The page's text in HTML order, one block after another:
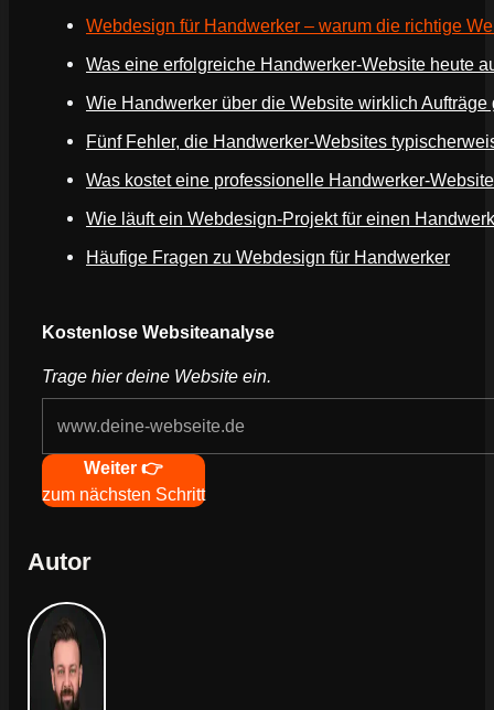
Webdesign für Handwerker – warum die richtige
Was eine erfolgreiche Handwerker-Website heute
Wie Handwerker über die Website wirklich Aufträge
Fünf Fehler, die Handwerker-Websites
Was kostet eine professionelle Handwerker-
Wie läuft ein Webdesign-Projekt für einen
Häufige Fragen zu Webdesign für Handwerker
Kostenlose Websiteanalyse
Trage hier deine Website ein.
NavigationWeiter 👉
zum nächsten Schritt
Autor